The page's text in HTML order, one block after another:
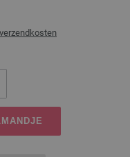
verzendkosten